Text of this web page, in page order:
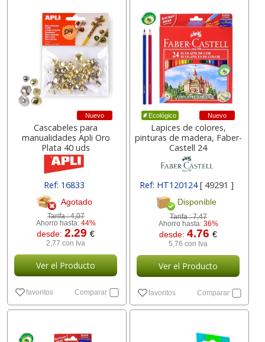
Nuevo
Cascabeles para
manualidades Apli Oro
Plata 40 uds
Ref: 16833
Agotado
Tarifa :4,07
Ahorro hasta: 44%
desde:2.29€
2,77 con Iva
Ver el Producto
favoritos Comparar
Ecológico Nuevo
Lapices de colores,
pinturas de madera, Faber-
Castell 24
Ref: HT120124[ 49291 ]
Disponible
Tarifa :7,47
Ahorro hasta: 36%
desde:4.76€
5,76 con Iva
Ver el Producto
favoritos Comparar